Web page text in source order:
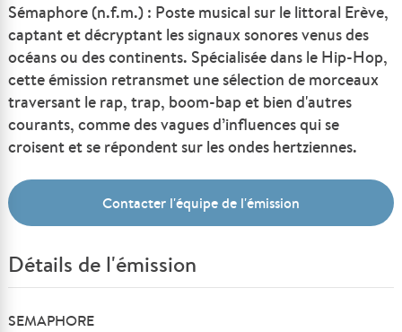
Sémaphore (n.f.m.) : Poste musical sur le littoral Erève,
captant et décryptant les signaux sonores venus des
océans ou des continents. Spécialisée dans le Hip-Hop,
cette émission retransmet une sélection de morceaux
traversant le rap, trap, boom-bap et bien d'autres
courants, comme des vagues d’influences qui se
croisent et se répondent sur les ondes hertziennes.
Contacter l'équipe de l'émission
Détails de l'émission
SEMAPHORE